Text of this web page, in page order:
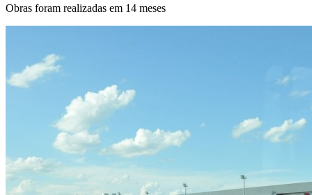
Obras foram realizadas em 14 meses